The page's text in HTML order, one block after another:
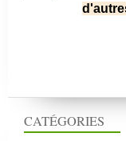
CATÉGORIES